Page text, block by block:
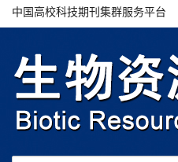
中国高校科技期刊集群服务平台